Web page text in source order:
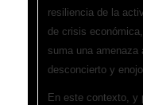
resiliencia de la
de crisis
suma una amenaza
desconcierto y
En este contexto, y